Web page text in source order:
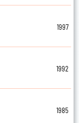
1997
1992
1985